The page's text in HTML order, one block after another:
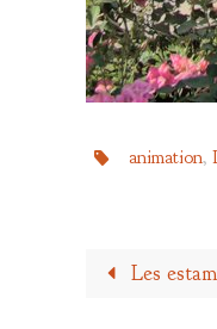
animation,
Les